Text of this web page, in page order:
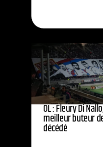
OL : Fleury Di
meilleur buteur
décédé